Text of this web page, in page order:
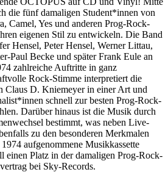
die fünf damaligen Student*innen von
Camel, Yes und anderen Prog-Rock-
eigenen Stil zu entwickeln. Die Band
Hensel, Peter Hensel, Werner Littau,
Paul Becke und später Frank Eule an
zahlreiche Auftritte in ganz
Rock-Stimme interpretiert die
Claus D. Kniemeyer in einer Art und
schnell zur besten Prog-Rock-
Darüber hinaus ist die Musik durch
bestimmt, was neben Live-
zu den besonderen Merkmalen
aufgenommene Musikkassette
einen Platz in der damaligen Prog-Rock-
bei Sky-Records.